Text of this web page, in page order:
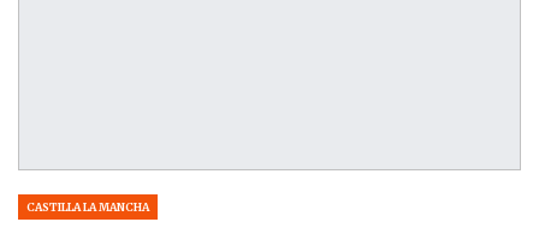
CASTILLA LA MANCHA